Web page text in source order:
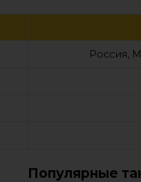
Россия,
Популярные